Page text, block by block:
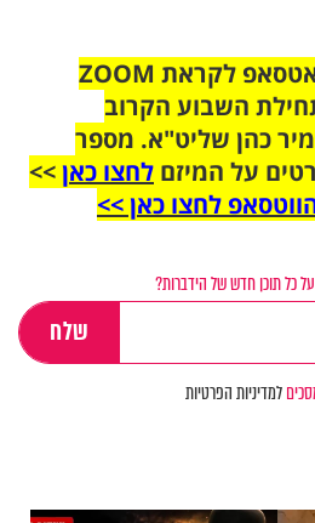
הצטרפו לקבוצת הוואטסאפ לקראת ZOOM
השבוע הקרוב
כהן שליט"א. מספר
על המיזם לחצו כאן>>
לחצו כאן >>
כל תוכן חדש של הידברות?
למדיניות הפרטיות